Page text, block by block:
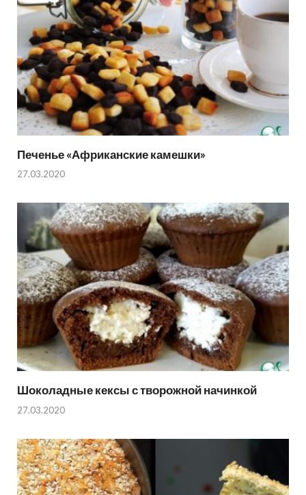
Печенье «Африканские камешки»
27.03.2020
Шоколадные кексы с творожной начинкой
27.03.2020